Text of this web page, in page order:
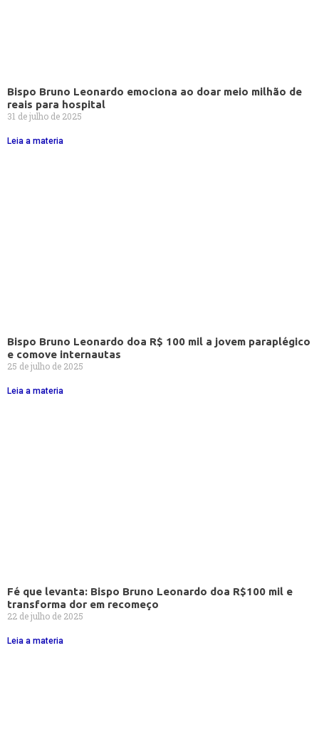
Bispo Bruno Leonardo emociona ao doar meio milhão de
reais para hospital
31 de julho de 2025
Leia a materia
Bispo Bruno Leonardo doa R$ 100 mil a jovem paraplégico
e comove internautas
25 de julho de 2025
Leia a materia
Fé que levanta: Bispo Bruno Leonardo doa R$100 mil e
transforma dor em recomeço
22 de julho de 2025
Leia a materia